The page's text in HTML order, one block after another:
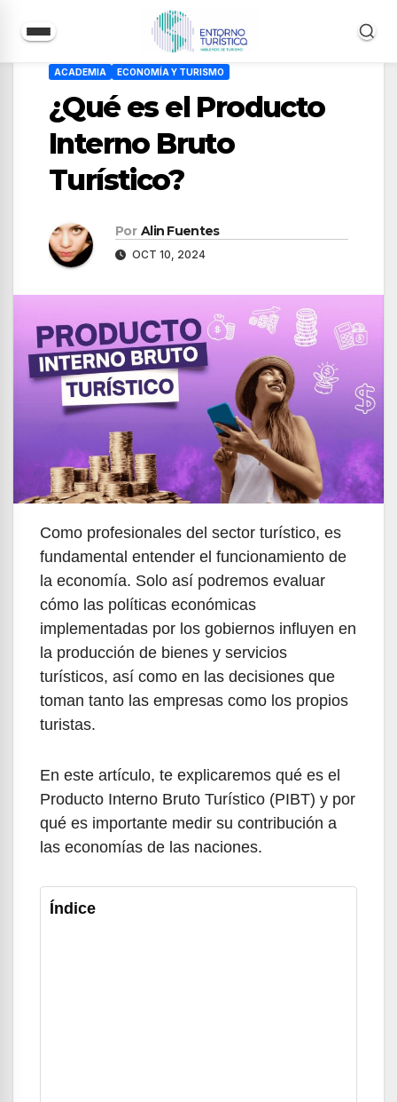
contenido
ACADEMIA ECONOMÍA Y TURISMO
¿Qué es el Producto
Interno Bruto
Turístico?
Por Alin Fuentes
OCT 10, 2024
Como profesionales del sector turístico, es
fundamental entender el funcionamiento de
la economía. Solo así podremos evaluar
cómo las políticas económicas
implementadas por los gobiernos influyen en
la producción de bienes y servicios
turísticos, así como en las decisiones que
toman tanto las empresas como los propios
turistas.
En este artículo, te explicaremos qué es el
Producto Interno Bruto Turístico (PIBT) y por
qué es importante medir su contribución a
las economías de las naciones.
Índice